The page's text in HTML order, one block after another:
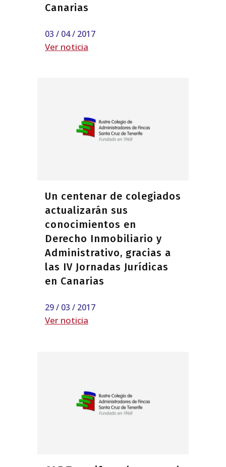
Canarias
03 / 04 / 2017
Ver noticia
Un centenar de colegiados
actualizarán sus
conocimientos en
Derecho Inmobiliario y
Administrativo, gracias a
las IV Jornadas Jurídicas
en Canarias
29 / 03 / 2017
Ver noticia